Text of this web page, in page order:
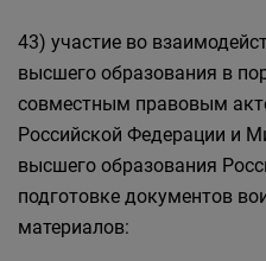
43) участие во
высшего образования в
совместным правовым
Российской Федерации и
высшего образования
подготовке документов
материалов: